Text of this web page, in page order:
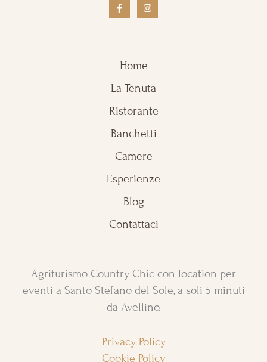
Home
La Tenuta
Ristorante
Banchetti
Camere
Esperienze
Blog
Contattaci
Agriturismo Country Chic con location per
eventi a Santo Stefano del Sole, a soli 5 minuti
da Avellino.
Privacy Policy
Cookie Policy